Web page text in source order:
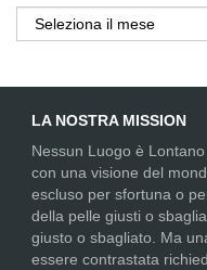
Archivi
LA NOSTRA MISSION
Nessun Luogo è
con una visione del
escluso per sfortuna o
della pelle giusti o
giusto o sbagliato. Ma
essere contrastata